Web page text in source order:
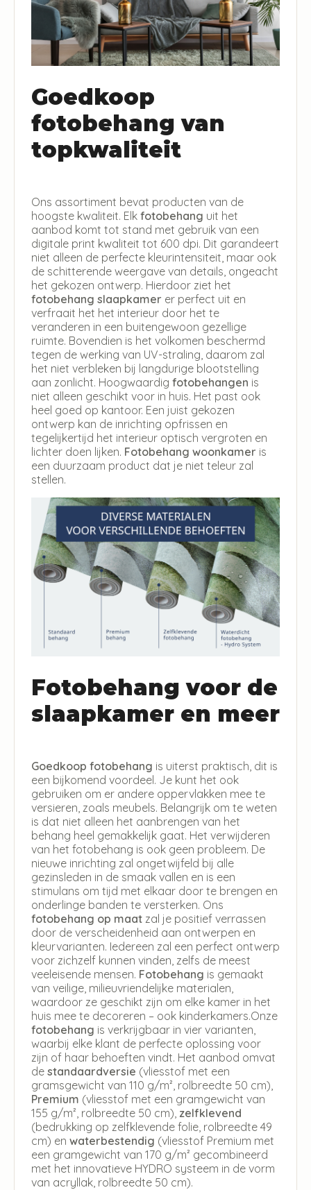
Goedkoop
fotobehang van
topkwaliteit
Ons assortiment bevat producten van de
hoogste kwaliteit. Elk fotobehang uit het
aanbod komt tot stand met gebruik van een
digitale print kwaliteit tot 600 dpi. Dit garandeert
niet alleen de perfecte kleurintensiteit, maar ook
de schitterende weergave van details, ongeacht
het gekozen ontwerp. Hierdoor ziet het
fotobehang slaapkamer er perfect uit en
verfraait het het interieur door het te
veranderen in een buitengewoon gezellige
ruimte. Bovendien is het volkomen beschermd
tegen de werking van UV-straling, daarom zal
het niet verbleken bij langdurige blootstelling
aan zonlicht. Hoogwaardig fotobehangen is
niet alleen geschikt voor in huis. Het past ook
heel goed op kantoor. Een juist gekozen
ontwerp kan de inrichting opfrissen en
tegelijkertijd het interieur optisch vergroten en
lichter doen lijken. Fotobehang woonkamer is
een duurzaam product dat je niet teleur zal
stellen.
Fotobehang voor de
slaapkamer en meer
Goedkoop fotobehang is uiterst praktisch, dit is
een bijkomend voordeel. Je kunt het ook
gebruiken om er andere oppervlakken mee te
versieren, zoals meubels. Belangrijk om te weten
is dat niet alleen het aanbrengen van het
behang heel gemakkelijk gaat. Het verwijderen
van het fotobehang is ook geen probleem. De
nieuwe inrichting zal ongetwijfeld bij alle
gezinsleden in de smaak vallen en is een
stimulans om tijd met elkaar door te brengen en
onderlinge banden te versterken. Ons
fotobehang op maat zal je positief verrassen
door de verscheidenheid aan ontwerpen en
kleurvarianten. Iedereen zal een perfect ontwerp
voor zichzelf kunnen vinden, zelfs de meest
veeleisende mensen. Fotobehang is gemaakt
van veilige, milieuvriendelijke materialen,
waardoor ze geschikt zijn om elke kamer in het
huis mee te decoreren – ook kinderkamers.Onze
fotobehang is verkrijgbaar in vier varianten,
waarbij elke klant de perfecte oplossing voor
zijn of haar behoeften vindt. Het aanbod omvat
de standaardversie (vliesstof met een
gramsgewicht van 110 g/m², rolbreedte 50 cm),
Premium (vliesstof met een gramgewicht van
155 g/m², rolbreedte 50 cm), zelfklevend
(bedrukking op zelfklevende folie, rolbreedte 49
cm) en waterbestendig (vliesstof Premium met
een gramgewicht van 170 g/m² gecombineerd
met het innovatieve HYDRO systeem in de vorm
van acryllak, rolbreedte 50 cm).